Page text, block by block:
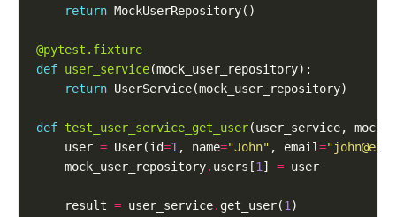
return
@pytest.fixture
def user_service
return
def test_user_service_get_user
    user
= User(id=1 , name="John" , email=
    mock_user_repository
. users[1 ] =
    result
= user_service. get_user(1